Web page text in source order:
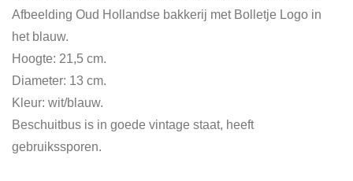
Afbeelding Oud Hollandse bakkerij met Bolletje Logo in
het blauw.
Hoogte: 21,5 cm.
Diameter: 13 cm.
Kleur: wit/blauw.
Beschuitbus is in goede vintage staat, heeft
gebruikssporen.